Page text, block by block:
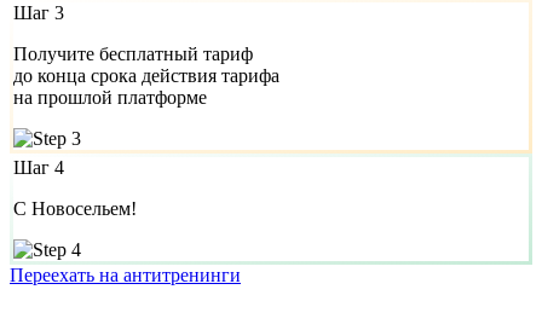
Шаг 3
Получите бесплатный тариф
до конца срока действия тарифа
на прошлой платформе
Шаг 4
С Новосельем!
Переехать на антитренинги